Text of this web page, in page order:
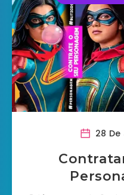
28 De